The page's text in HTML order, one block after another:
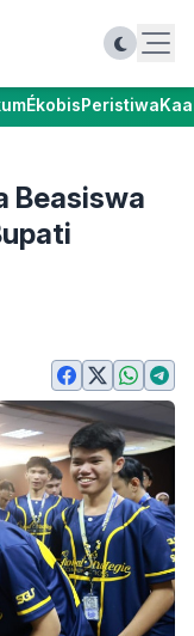
ÉkobisPeristiwa
Beasiswa